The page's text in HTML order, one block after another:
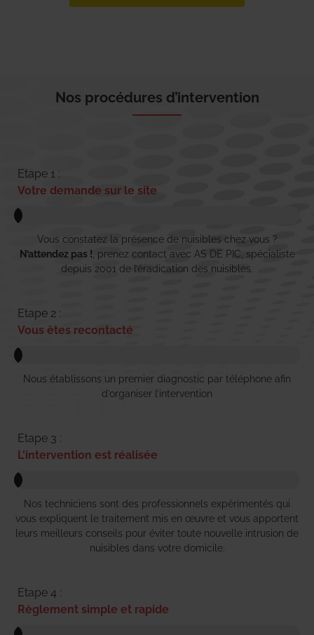
Nos procédures d’intervention
Etape 1 :
Votre demande sur le site
Vous constatez la présence de nuisibles chez vous ?
N’attendez pas ! , prenez contact avec AS DE PIC, spécialiste
depuis 2001 de l’éradication des nuisibles.
Etape 2 :
Vous êtes recontacté
Nous établissons un premier diagnostic par téléphone afin
d’organiser l’intervention
Etape 3 :
L'intervention est réalisée
Nos techniciens sont des professionnels expérimentés qui
vous expliquent le traitement mis en œuvre et vous apportent
leurs meilleurs conseils pour éviter toute nouvelle intrusion de
nuisibles dans votre domicile.
Etape 4 :
Règlement simple et rapide